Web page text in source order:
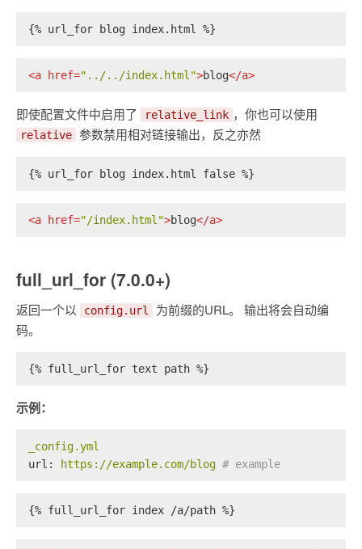
{% url_for blog index.html %}
<a href="../../index.html">blog</a>
即使配置文件中启用了 relative_link ，你也可以使用
relative 参数禁用相对链接输出，反之亦然
{% url_for blog index.html false %}
<a href="/index.html">blog</a>
full_url_for (7.0.0+)
返回一个以 config.url
为前缀的URL。 输出将会自动编
码。
{% full_url_for text path %}
示例：
_config.yml
url:
https://example.com/blog # example
{% full_url_for index /a/path %}